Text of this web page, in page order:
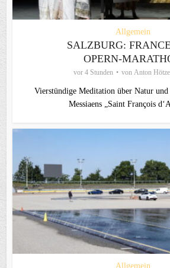
Allgemein
SALZBURG:
OPERN-
vor 4 Stunden von Anton
Vierstündige Meditation über Natur
Messiaens „Saint François
Allgemein